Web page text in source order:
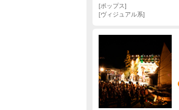
ポップス
ヴィジュアル系